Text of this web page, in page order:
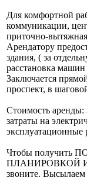
Для комфортной
коммуникации,
приточно-
Арендатору
здания, ( за
расстановка
Заключается
проспект, в
Стоимость
затраты на
эксплуатационные
Чтобы
ПЛАНИРОВКОЙ И
звоните. Высылаем